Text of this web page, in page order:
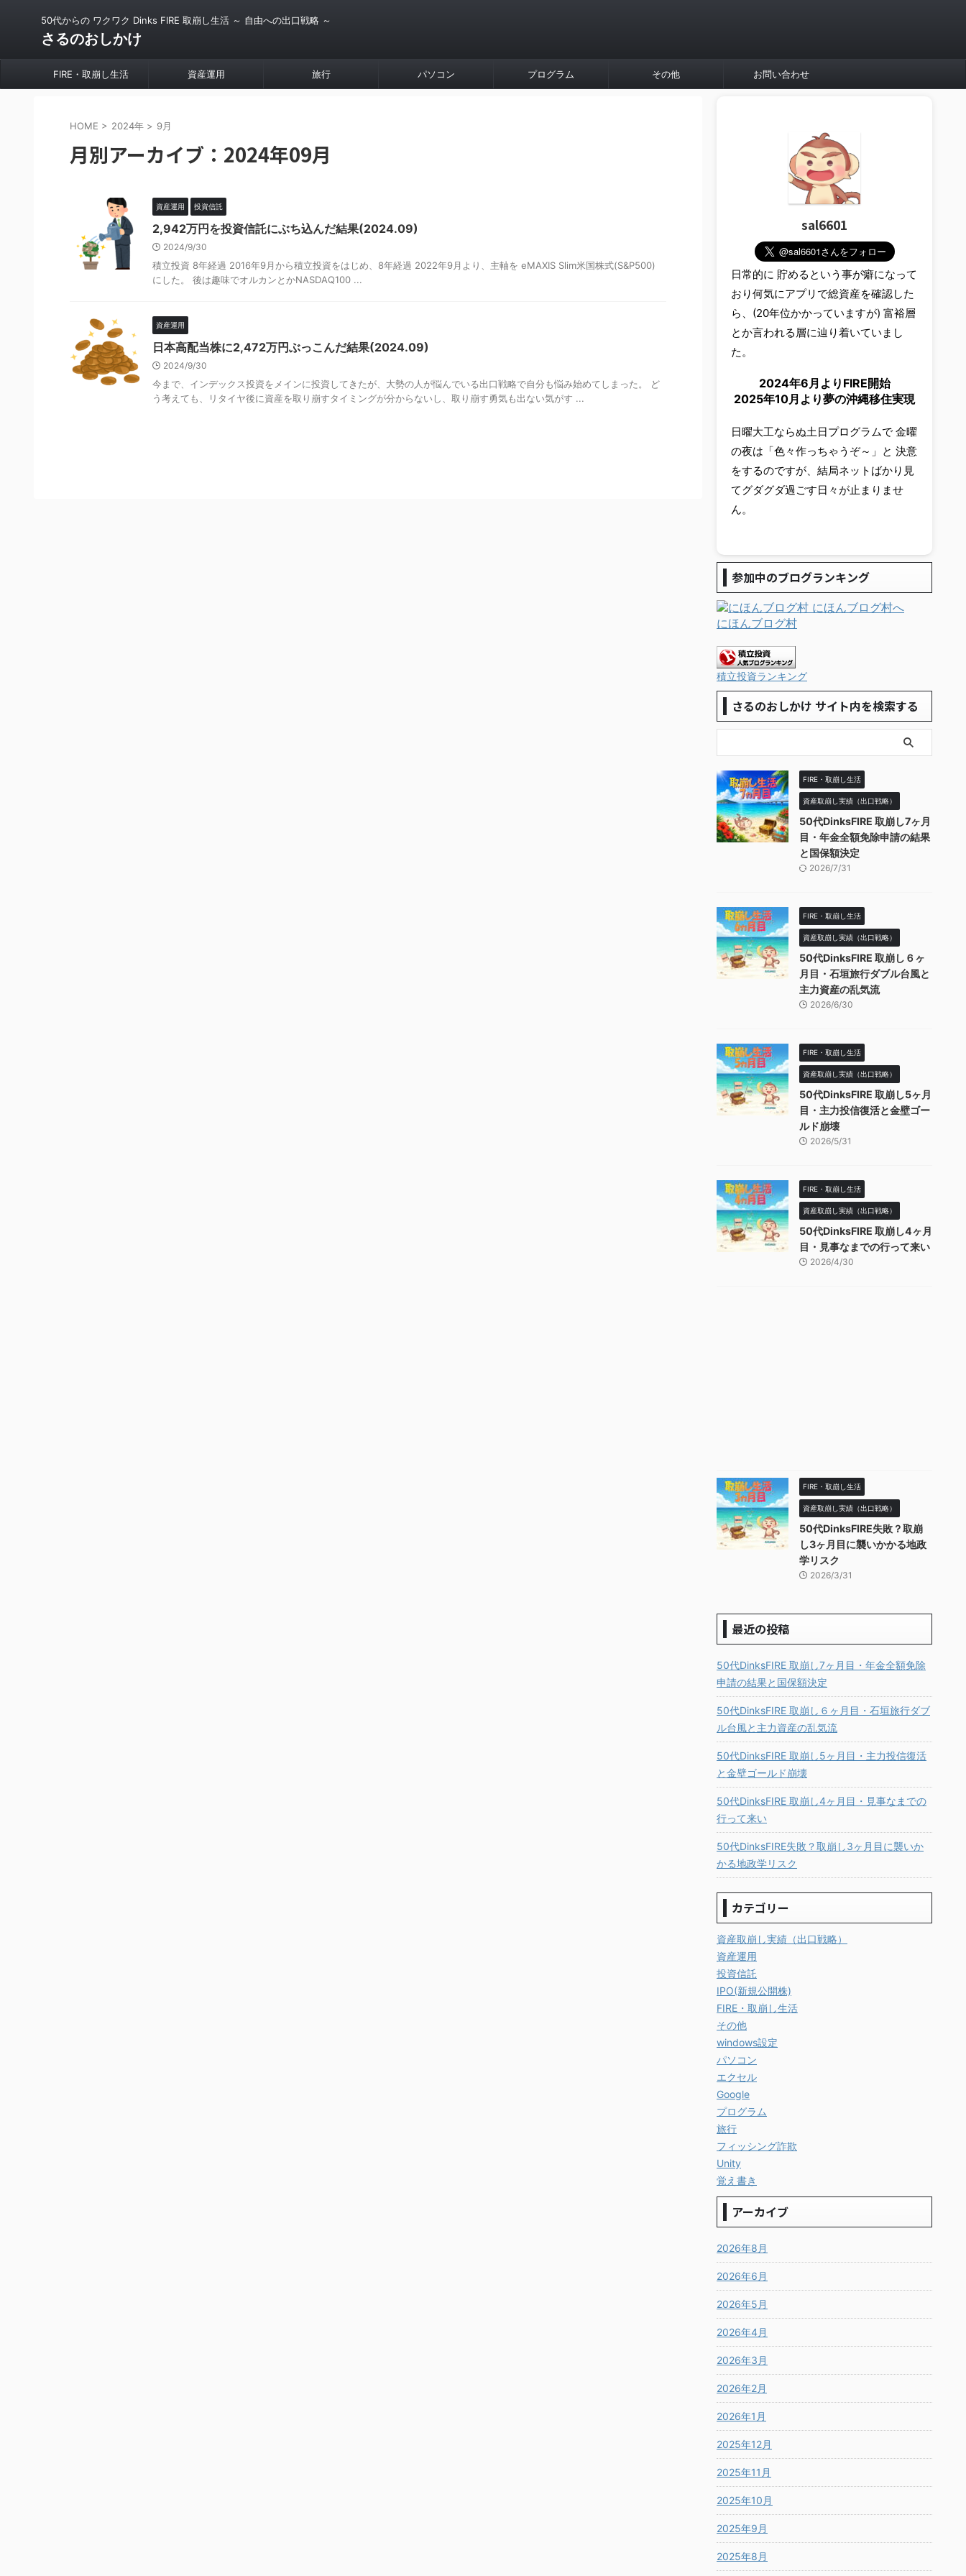
50代からの ワクワク Dinks FIRE 取崩し生活 ～ 自由への出口戦略 ～
さるのおしかけ
FIRE・取崩し生活 資産運用 旅行 パソコン プログラム その他 お問い合わせ
HOME > 2024年 > 9月
月別アーカイブ：2024年09月
資産運用 投資信託
2,942万円を投資信託にぶち込んだ結果(2024.09)
2024/9/30
積立投資 8年経過 2016年9月から積立投資をはじめ、8年経過 2022年9月より、主軸を eMAXIS Slim米国株式(S&P500)
にした。 後は趣味でオルカンとかNASDAQ100 ...
資産運用
日本高配当株に2,472万円ぶっこんだ結果(2024.09)
2024/9/30
今まで、インデックス投資をメインに投資してきたが、大勢の人が悩んでいる出口戦略で自分も悩み始めてしまった。 ど
う考えても、リタイヤ後に資産を取り崩すタイミングが分からないし、取り崩す勇気も出ない気がす ...
sal6601
日常的に 貯めるという事が癖になって
おり何気にアプリで総資産を確認した
ら、(20年位かかっていますが) 富裕層
とか言われる層に辿り着いていまし
た。
2024年6月よりFIRE開始
2025年10月より夢の沖縄移住実現
日曜大工ならぬ土日プログラムで 金曜
の夜は「色々作っちゃうぞ～」と 決意
をするのですが、結局ネットばかり見
てグダグダ過ごす日々が止まりませ
ん。
参加中のブログランキング
にほんブログ村
積立投資ランキング
さるのおしかけ サイト内を検索する
FIRE・取崩し生活
資産取崩し実績（出口戦略）
50代DinksFIRE 取崩し7ヶ月
目・年金全額免除申請の結果
と国保額決定
2026/7/31
FIRE・取崩し生活
資産取崩し実績（出口戦略）
50代DinksFIRE 取崩し６ヶ
月目・石垣旅行ダブル台風と
主力資産の乱気流
2026/6/30
FIRE・取崩し生活
資産取崩し実績（出口戦略）
50代DinksFIRE 取崩し5ヶ月
目・主力投信復活と金壁ゴー
ルド崩壊
2026/5/31
FIRE・取崩し生活
資産取崩し実績（出口戦略）
50代DinksFIRE 取崩し4ヶ月
目・見事なまでの行って来い
2026/4/30
FIRE・取崩し生活
資産取崩し実績（出口戦略）
50代DinksFIRE失敗？取崩
し3ヶ月目に襲いかかる地政
学リスク
2026/3/31
最近の投稿
50代DinksFIRE 取崩し7ヶ月目・年金全額免除
申請の結果と国保額決定
50代DinksFIRE 取崩し６ヶ月目・石垣旅行ダブ
ル台風と主力資産の乱気流
50代DinksFIRE 取崩し5ヶ月目・主力投信復活
と金壁ゴールド崩壊
50代DinksFIRE 取崩し4ヶ月目・見事なまでの
行って来い
50代DinksFIRE失敗？取崩し3ヶ月目に襲いか
かる地政学リスク
カテゴリー
資産取崩し実績（出口戦略）
資産運用
投資信託
IPO(新規公開株)
FIRE・取崩し生活
その他
windows設定
パソコン
エクセル
Google
プログラム
旅行
フィッシング詐欺
Unity
覚え書き
アーカイブ
2026年8月
2026年6月
2026年5月
2026年4月
2026年3月
2026年2月
2026年1月
2025年12月
2025年11月
2025年10月
2025年9月
2025年8月